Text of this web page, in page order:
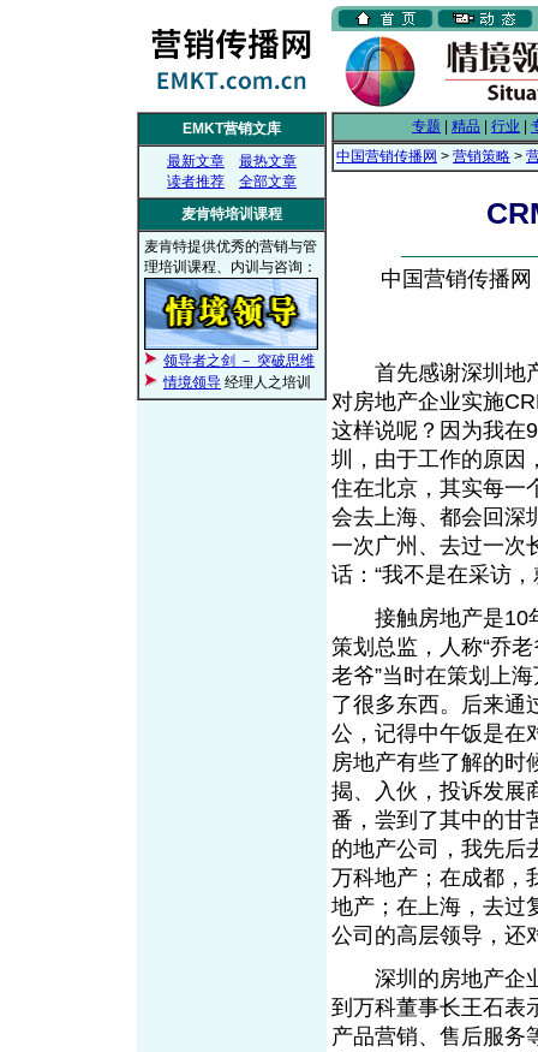
EMKT营销文库
最新文章
最热文章
读者推荐
全部文章
麦肯特培训课程
麦肯特提供优秀的营销与管
理培训课程、内训与咨询：
领导者之剑 － 突破思维
情境领导 经理人之培训
专题 精品 行业
中国营销传播网 > 营销策略 >
中国营销传播
首先感谢深圳地产
对房地产企业实施
这样说呢？因为我在
圳，由于工作的原因
住在北京，其实每一
会去上海、都会回深
一次广州、去过一次
话：“我不是在采访
接触房地产是10年
策划总监，人称“乔
老爷”当时在策划上
了很多东西。后来通
公，记得中午饭是在
房地产有些了解的时
揭、入伙，投诉发展
番，尝到了其中的甘
的地产公司，我先后
万科地产；在成都，
地产；在上海，去过
公司的高层领导，还
深圳的房地产企业
到万科董事长王石表
产品营销、售后服务